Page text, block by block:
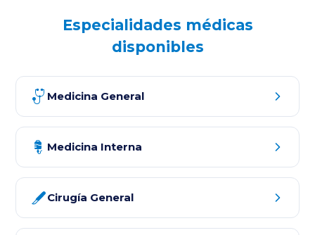
Especialidades médicas
disponibles
Medicina General
Medicina Interna
Cirugía General